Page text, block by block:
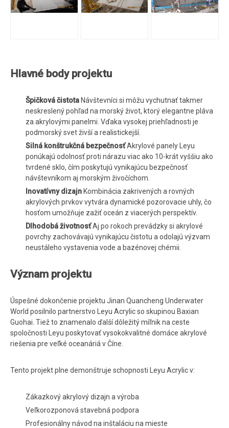
Hlavné body projektu
Špičková čistota Návštevníci si môžu vychutnať takmer
neskreslený pohľad na morský život, ktorý elegantne pláva
za akrylovými panelmi. Vďaka vysokej priehľadnosti je
podmorský svet živší a realistickejší.
Silná konštrukčná bezpečnosťAkrylové panely Leyu
ponúkajú odolnosť proti nárazu viac ako 10-krát vyššiu ako
tvrdené sklo, čím poskytujú vynikajúcu bezpečnosť
návštevníkom aj morským živočíchom.
Inovatívny dizajn Kombinácia zakrivených a rovných
akrylových prvkov vytvára dynamické pozorovacie uhly, čo
hosťom umožňuje zažiť oceán z viacerých perspektív.
Dlhodobá životnosťAj po rokoch prevádzky si akrylové
povrchy zachovávajú vynikajúcu čistotu a odolajú výzvam
neustáleho vystavenia vode a bazénovej chémii.
Význam projektu
Úspešné dokončenie projektu Jinan Quancheng Underwater
World posilnilo partnerstvo Leyu Acrylic so skupinou Baxian
Guohai. Tiež to znamenalo ďalší dôležitý míľnik na ceste
spoločnosti Leyu poskytovať vysokokvalitné domáce akrylové
riešenia pre veľké oceanáriá v Číne.
Tento projekt plne demonštruje schopnosti Leyu Acrylic v:
Zákazkový akrylový dizajn a výroba
Veľkorozponová stavebná podpora
Profesionálny návod na inštaláciu na mieste